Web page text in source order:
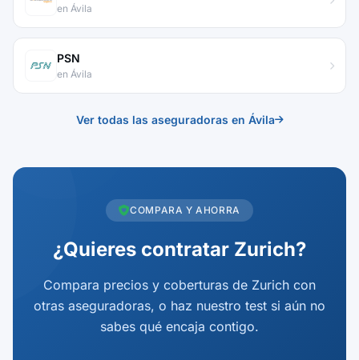
en Ávila
PSN
en Ávila
Ver todas las aseguradoras en Ávila
COMPARA Y AHORRA
¿Quieres contratar Zurich?
Compara precios y coberturas de Zurich con
otras aseguradoras, o haz nuestro test si aún no
sabes qué encaja contigo.